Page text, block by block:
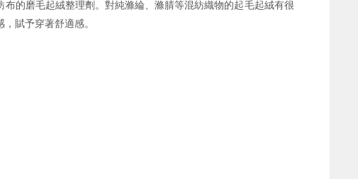
的磨毛起絨整理劑。對純滌綸、滌腈等混紡織物的起毛起絨有很
賦予穿著舒適感。